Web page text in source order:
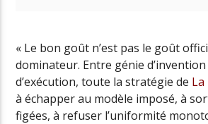
« Le bon goût n’est pas le goût
dominateur. Entre génie
d’exécution, toute la stratégie de La
à échapper au modèle imposé, à
figées, à refuser l’uniformité